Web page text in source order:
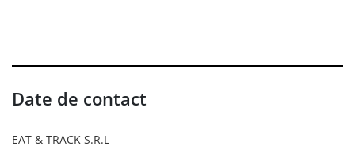
Date de contact
EAT & TRACK S.R.L